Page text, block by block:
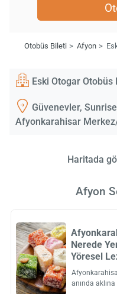
Otobüs Bileti Afyon
Eski Otogar Otobüs
Güvenevler,
Afyonkarahisar
Haritada
Afyon
Nerede
Yöresel
anında